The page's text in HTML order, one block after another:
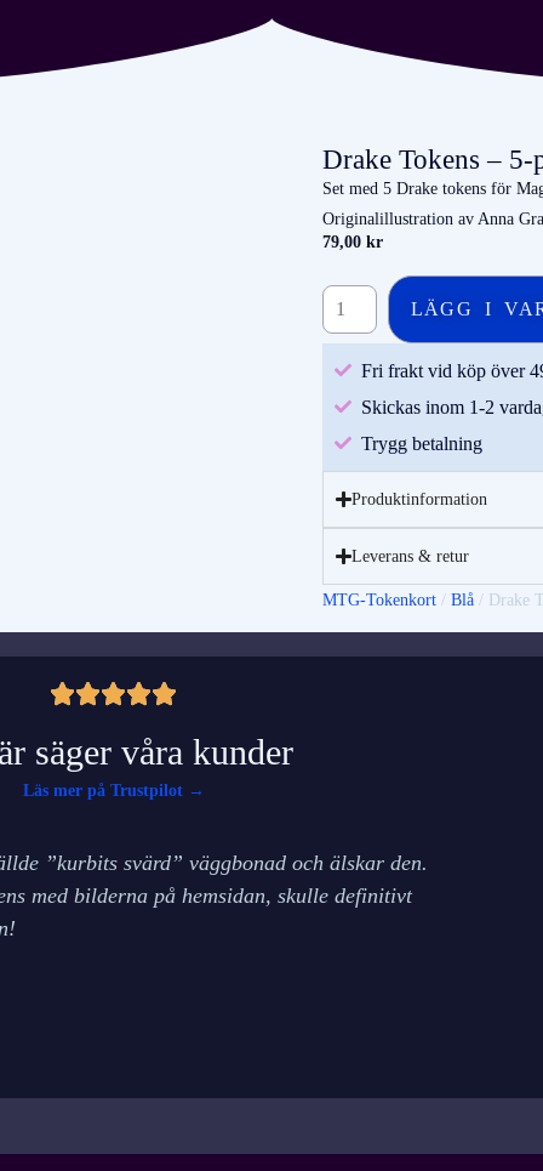
Drake Tokens – 5-
Set med 5 Drake tokens för
Originalillustration av Anna
79,00 kr
LÄGG I
Fri frakt vid köp över
Skickas inom 1-2
Trygg betalning
Produktinformation
Leverans & retur
MTG-Tokenkort/ Blå/ Drake
säger våra kunder
Läs mer på Trustpilot →
”kurbits svärd” väggbonad och älskar den.
med bilderna på hemsidan, skulle definitivt